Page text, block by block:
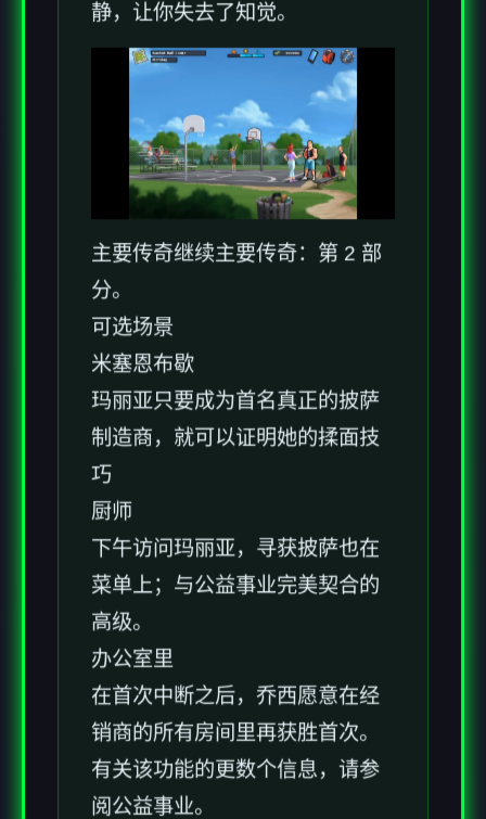
静，让你失去了知觉。
主要传奇继续主要传奇：第 2 部
分。
可选场景
米塞恩布歇
玛丽亚只要成为首名真正的披萨
制造商，就可以证明她的揉面技
巧
厨师
下午访问玛丽亚，寻获披萨也在
菜单上；与公益事业完美契合的
高级。
办公室里
在首次中断之后，乔西愿意在经
销商的所有房间里再获胜首次。
有关该功能的更数个信息，请参
阅公益事业。